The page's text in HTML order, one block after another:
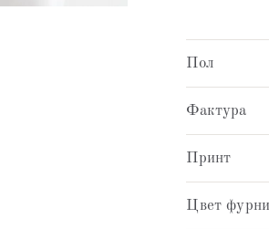
Пол
Фактура
Принт
Цвет